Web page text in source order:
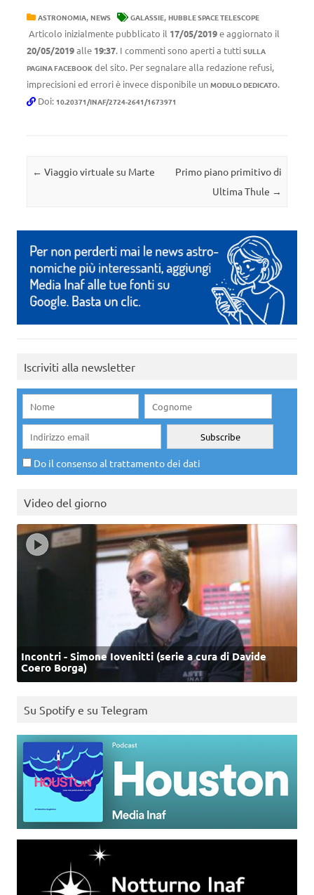
ASTRONOMIA, NEWS GALASSIE, HUBBLE SPACE TELESCOPE
Articolo inizialmente pubblicato il 17/05/2019e aggiornato il
20/05/2019alle 19:37. I commenti sono aperti a tutti SULLA
PAGINA FACEBOOK del sito. Per segnalare alla redazione refusi,
imprecisioni ed errori è invece disponibile un MODULO DEDICATO.
Doi: 10.20371/INAF/2724-2641/1673971
Navigazione articolo
← Viaggio virtuale su Marte
Primo piano primitivo di
Ultima Thule →
Iscriviti alla newsletter
Do il consenso al trattamento dei dati
Video del giorno
Incontri - Simone Iovenitti (serie a cura di Davide
Coero Borga)
Su Spotify e su Telegram